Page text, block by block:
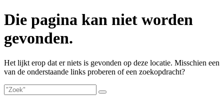
Die pagina kan niet worden
gevonden.
Het lijkt erop dat er niets is gevonden op deze locatie. Misschien een
van de onderstaande links proberen of een zoekopdracht?